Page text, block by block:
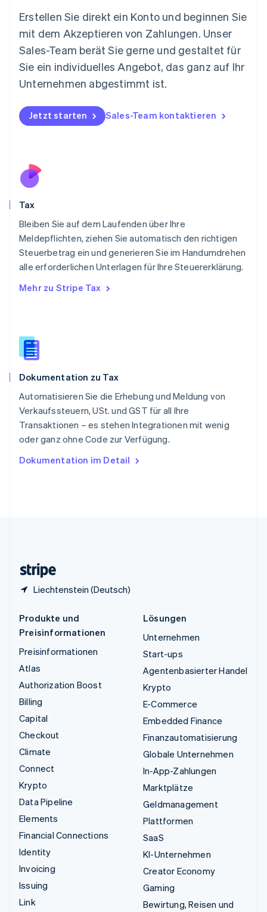
Erstellen Sie direkt ein Konto und beginnen Sie
mit dem Akzeptieren von Zahlungen. Unser
Sales-Team berät Sie gerne und gestaltet für
Sie ein individuelles Angebot, das ganz auf Ihr
Unternehmen abgestimmt ist.
Jetzt starten Sales-Team kontaktieren
Tax
Bleiben Sie auf dem Laufenden über Ihre
Meldepflichten, ziehen Sie automatisch den richtigen
Steuerbetrag ein und generieren Sie im Handumdrehen
alle erforderlichen Unterlagen für Ihre Steuererklärung.
Mehr zu Stripe Tax
Dokumentation zu Tax
Automatisieren Sie die Erhebung und Meldung von
Verkaufssteuern, USt. und GST für all Ihre
Transaktionen – es stehen Integrationen mit wenig
oder ganz ohne Code zur Verfügung.
Dokumentation im Detail
Liechtenstein (Deutsch)
English
Mexiko
Español English
Neuseeland
English
NederlandsEnglish
English
Österreich
Portugal
Português
Schweden
Schweiz
DeutschFrançaisItalianoEnglish
Singapur
Slowakei
Sonderverwaltungsregion Hongkong,
China
Spanien
EspañolEnglish
Thailand
Tschechische Republik
English
English
Produkte und
Preisinformationen
Preisinformationen
Atlas
Authorization Boost
Billing
Capital
Checkout
Climate
Connect
Krypto
Data Pipeline
Elements
Financial Connections
Identity
Invoicing
Issuing
Link
Lösungen
Unternehmen
Start-ups
Agentenbasierter Handel
Krypto
E-Commerce
Embedded Finance
Finanzautomatisierung
Globale Unternehmen
In-App-Zahlungen
Marktplätze
Geldmanagement
Plattformen
SaaS
KI-Unternehmen
Creator Economy
Gaming
Bewirtung, Reisen und